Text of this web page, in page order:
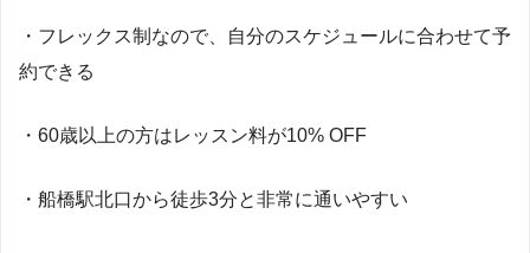
・フレックス制なので、自分のスケジュールに合わせて予
約できる
・60歳以上の方はレッスン料が10% OFF
・船橋駅北口から徒歩3分と非常に通いやすい